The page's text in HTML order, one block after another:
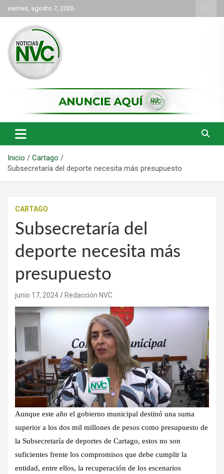
Saltar
al
contenido
viernes, agosto 7, 2026
NVC Noticias
Inicio
Cartago
Subsecretaría del deporte necesita más presupuesto
CARTAGO
Subsecretaría del
deporte necesita más
presupuesto
junio 17, 2024 Redacción NVC
Aunque este año el gobierno municipal destinó una suma
superior a los dos mil millones de pesos como presupuesto de
la Subsecretaría de deportes de Cartago, estos no son
suficientes frente los compromisos que debe cumplir la
entidad, entre ellos, la recuperación de los escenarios